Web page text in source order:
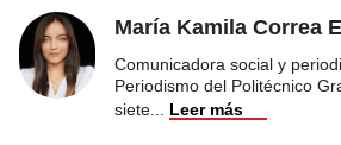
María Kamila Correa
Comunicadora social y
Periodismo del Politécnico
siete
Leer más